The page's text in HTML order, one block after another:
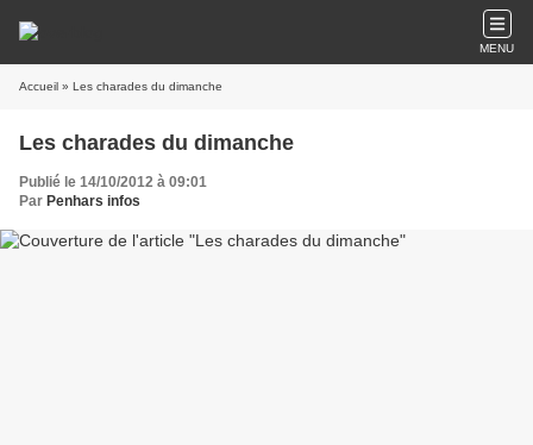
MENU
Accueil » Les charades du dimanche
Les charades du dimanche
Publié le 14/10/2012 à 09:01
Par Penhars infos